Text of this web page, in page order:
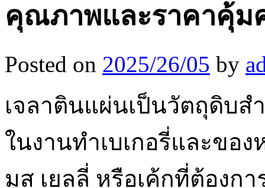
คุณภาพและราคาคุ้ม
Posted on 2025/26/05 by
เจลาตินแผ่นเป็นวัตถุดิบ
ในงานทำเบเกอรี่และขอ
มูส เยลลี่ หรือเค้กที่ต้องก